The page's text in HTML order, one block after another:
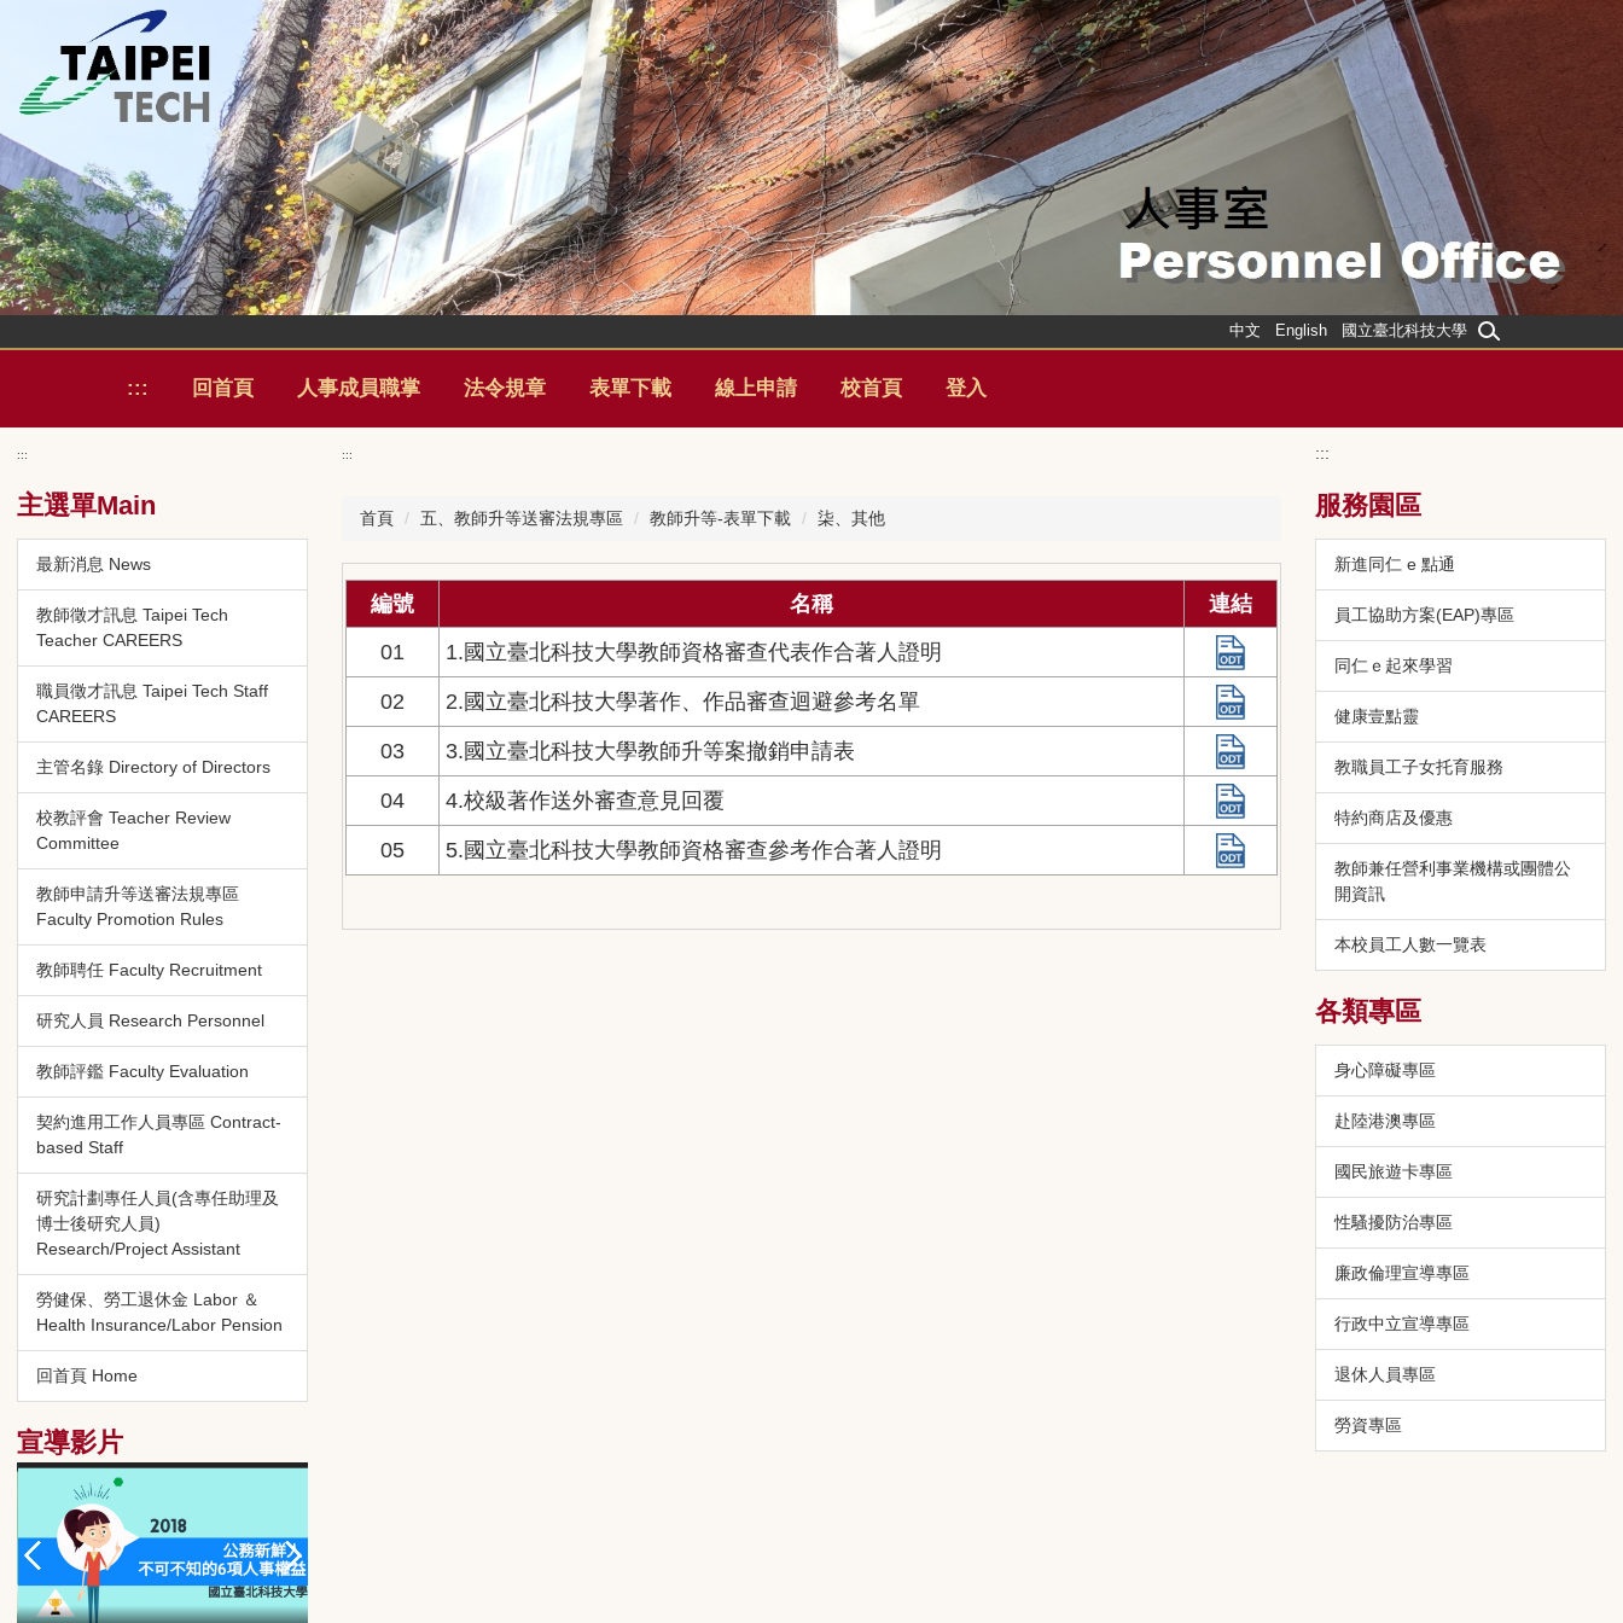
內
容
::: 回首頁 人事成員職掌 法令規章 表單下載 線上申請 校首頁 登入
中文 English 國立臺北科技大學
:::
主選單Main
最新消息 News
教師徵才訊息 Taipei Tech
Teacher CAREERS
職員徵才訊息 Taipei Tech Staff
CAREERS
主管名錄 Directory of Directors
校教評會 Teacher Review
Committee
教師申請升等送審法規專區
Faculty Promotion Rules
教師聘任 Faculty Recruitment
研究人員 Research Personnel
教師評鑑 Faculty Evaluation
契約進用工作人員專區 Contract-
based Staff
研究計劃專任人員(含專任助理及
博士後研究人員)
Research/Project Assistant
勞健保、勞工退休金 Labor ＆
Health Insurance/Labor Pension
回首頁 Home
宣導影片
:::
首頁 五、教師升等送審法規專區 教師升等-表單下載 柒、其他
編號 名稱
連結
01
1.國立臺北科技大學教師資格審查代表作合著人證明
02 2.國立臺北科技大學著作、作品審查迴避參考名單
03 3.國立臺北科技大學教師升等案撤銷申請表
04 4.校級著作送外審查意見回覆
05 5.國立臺北科技大學教師資格審查參考作合著人證明
:::
服務園區
新進同仁 e 點通
員工協助方案(EAP)專區
同仁ｅ起來學習
健康壹點靈
教職員工子女托育服務
特約商店及優惠
教師兼任營利事業機構或團體公
開資訊
本校員工人數一覽表
各類專區
身心障礙專區
赴陸港澳專區
國民旅遊卡專區
性騷擾防治專區
廉政倫理宣導專區
行政中立宣導專區
退休人員專區
勞資專區